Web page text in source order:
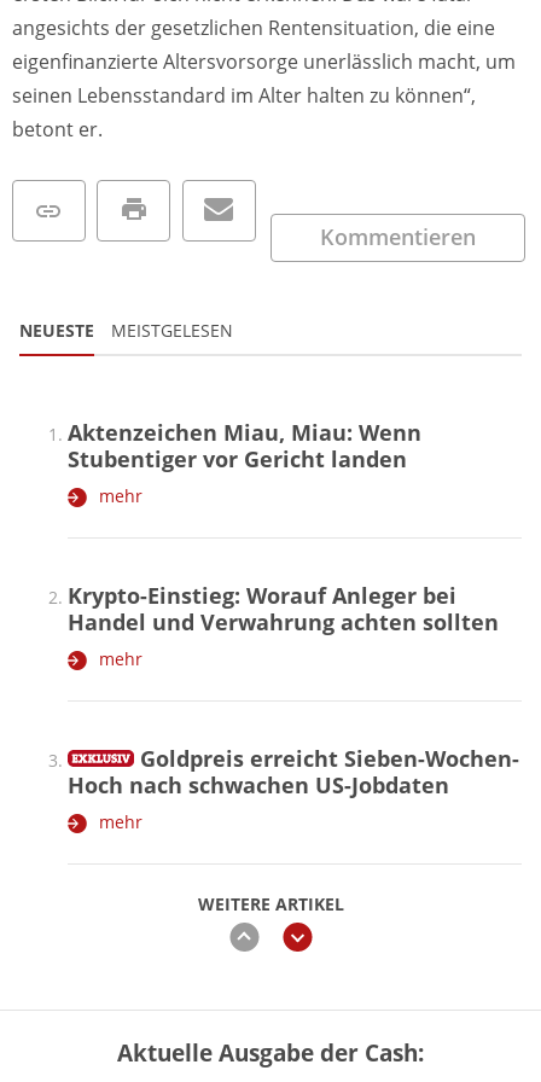
angesichts der gesetzlichen Rentensituation, die eine
eigenfinanzierte Altersvorsorge unerlässlich macht, um
seinen Lebensstandard im Alter halten zu können“,
betont er.
Kommentieren
NEUESTE MEISTGELESEN
WEITERE ARTIKEL
zurückweiter
Aktenzeichen Miau, Miau: Wenn
Stubentiger vor Gericht landen
mehr
Krypto-Einstieg: Worauf Anleger bei
Handel und Verwahrung achten sollten
mehr
Goldpreis erreicht Sieben-Wochen-
Hoch nach schwachen US-Jobdaten
mehr
Vermieter-Zutritt: Wann Mieter
Aktuelle Ausgabe der Cash: